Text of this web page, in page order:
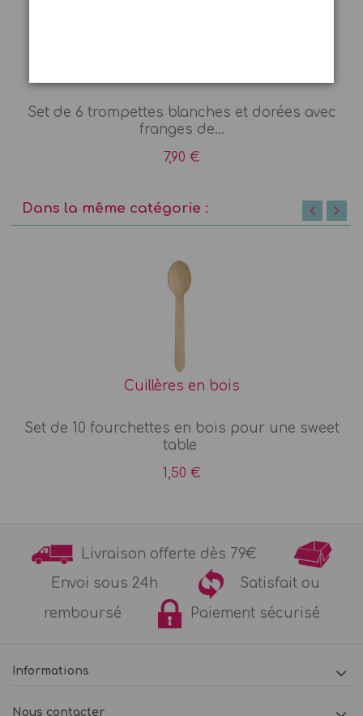
Set de 6 trompettes blanches et dorées avec
franges de...
7,90 €
Dans la même catégorie :
Cuillères en bois
Set de 10 fourchettes en bois pour une sweet
table
1,50 €
Livraison offerte dès 79€
Envoi sous 24h
Satisfait ou
remboursé
Paiement sécurisé
Informations
Nous contacter